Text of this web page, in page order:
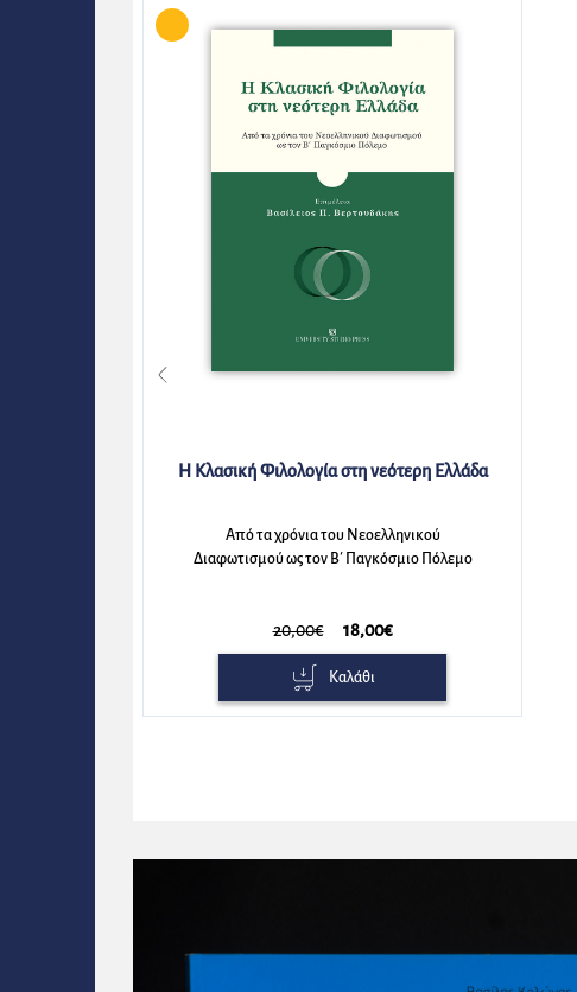
Η Πόλις / The City
Ο αστικός χώρος στον Κ.Π. Καβάφη / Urban
space in the work of C.P. Cavafy (Δεύτερη
16,00€ 14,40€
Καλάθι